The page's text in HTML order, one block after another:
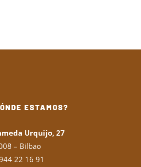
ESTAMOS?
Urquijo, 27
– Bilbao
22 16 91